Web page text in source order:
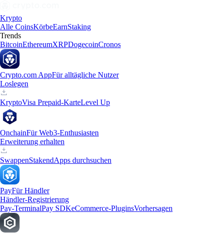
Krypto
Alle CoinsKörbeEarnStaking
Trends
BitcoinEthereumXRPDogecoinCronos
Crypto.com AppFür alltägliche Nutzer
Loslegen
KryptoVisa Prepaid-KarteLevel Up
OnchainFür Web3-Enthusiasten
Erweiterung erhalten
SwappenStakendApps durchsuchen
PayFür Händler
Händler-Registrierung
Pay-TerminalPay SDKeCommerce-PluginsVorhersagen